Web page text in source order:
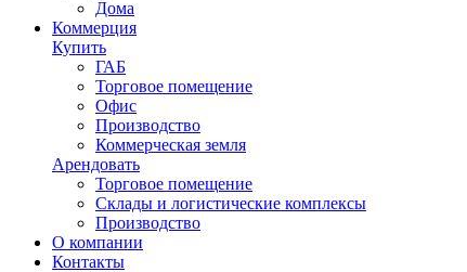
Дома
Коммерция
Купить
ГАБ
Торговое помещение
Офис
Производство
Коммерческая земля
Арендовать
Торговое помещение
Склады и логистические комплексы
Производство
О компании
Контакты